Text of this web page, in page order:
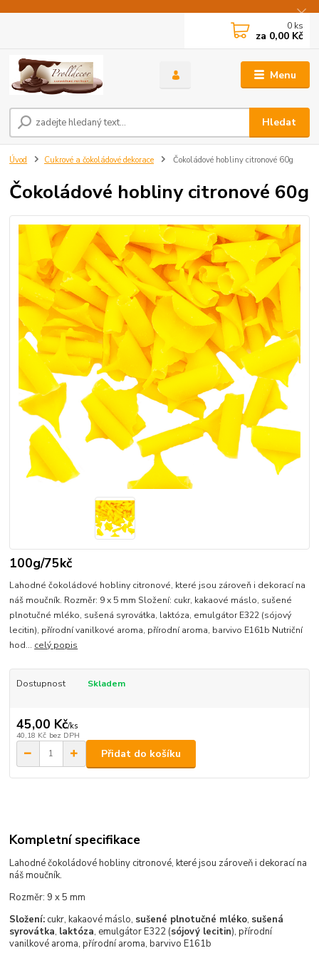
Menu
Hledat
0 ks
za 0,00 Kč
Úvod Cukrové a čokoládové dekorace Čokoládové hobliny citronové 60g
Čokoládové hobliny citronové 60g
100g/75kč
Lahodné čokoládové hobliny citronové, které jsou zároveň i dekorací na
náš moučník. Rozměr: 9 x 5 mm Složení: cukr, kakaové máslo, sušené
plnotučné mléko, sušená syrovátka, laktóza, emulgátor E322 (sójový
lecitin), přírodní vanilkové aroma, přírodní aroma, barvivo E161b Nutriční
hod... celý popis
Dostupnost Skladem
45,00 Kč/ks
40,18 Kč bez DPH
Přidat do košíku
Kompletní specifikace
Lahodné čokoládové hobliny citronové, které jsou zároveň i dekorací na
náš moučník.
Rozměr: 9 x 5 mm
Složení: cukr, kakaové máslo, sušené plnotučné mléko, sušená
syrovátka, laktóza, emulgátor E322 (sójový lecitin), přírodní
vanilkové aroma, přírodní aroma, barvivo E161b